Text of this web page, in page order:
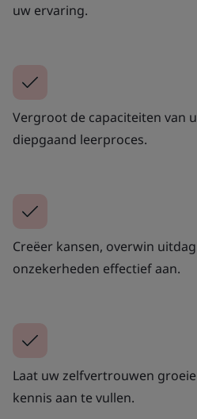
uw ervaring.
Vergroot de capaciteiten van
diepgaand leerproces.
Creëer kansen, overwin
onzekerheden effectief aan.
Laat uw zelfvertrouwen
kennis aan te vullen.